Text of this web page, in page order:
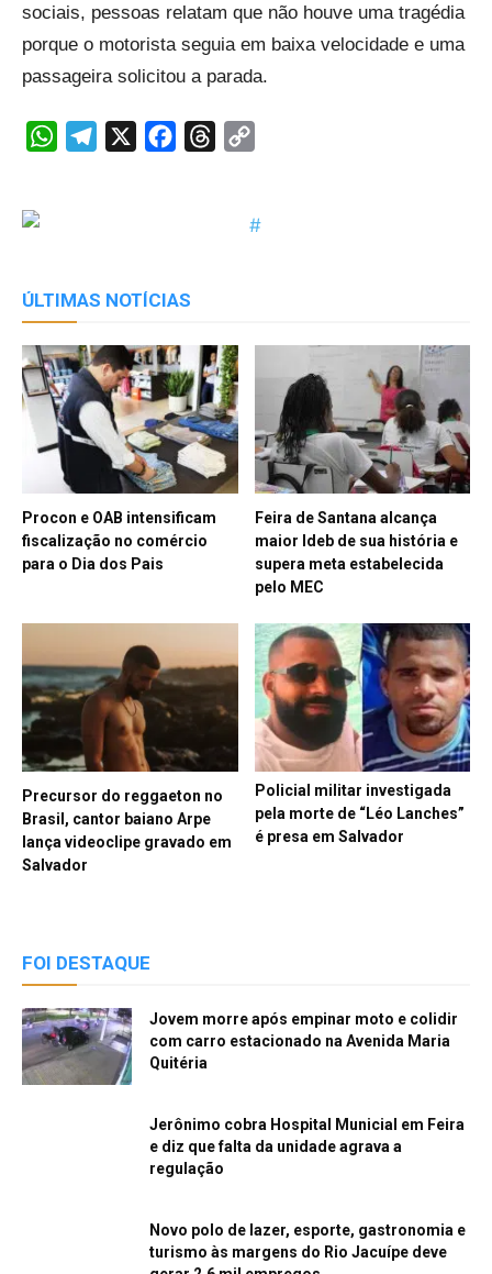
sociais, pessoas relatam que não houve uma tragédia
porque o motorista seguia em baixa velocidade e uma
passageira solicitou a parada.
WhatsAppTelegram FacebookThreads
ÚLTIMAS NOTÍCIAS
Procon e OAB intensificam
fiscalização no comércio
para o Dia dos Pais
Feira de Santana alcança
maior Ideb de sua história e
supera meta estabelecida
pelo MEC
Precursor do reggaeton no
Brasil, cantor baiano Arpe
lança videoclipe gravado em
Salvador
Policial militar investigada
pela morte de “Léo Lanches”
é presa em Salvador
FOI DESTAQUE
Jovem morre após empinar moto e colidir
com carro estacionado na Avenida Maria
Quitéria
Jerônimo cobra Hospital Municial em Feira
e diz que falta da unidade agrava a
regulação
Novo polo de lazer, esporte, gastronomia e
turismo às margens do Rio Jacuípe deve